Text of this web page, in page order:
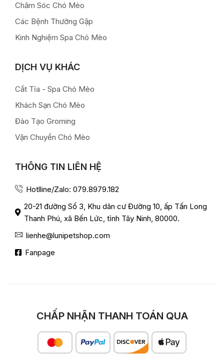
Chăm Sóc Chó Mèo
Các Bệnh Thường Gặp
Kinh Nghiệm Spa Chó Mèo
DỊCH VỤ KHÁC
Cắt Tỉa - Spa Chó Mèo
Khách Sạn Chó Mèo
Đào Tạo Groming
Vận Chuyển Chó Mèo
THÔNG TIN LIÊN HỆ
Hotlline/Zalo: 079.8979.182
20-21 đường Số 3, Khu dân cư Đường 10, ấp Tấn Long
Thanh Phú, xã Bến Lức, tỉnh Tây Ninh, 80000.
lienhe@lunipetshop.com
Fanpage
CHẤP NHẬN THANH TOÁN QUA